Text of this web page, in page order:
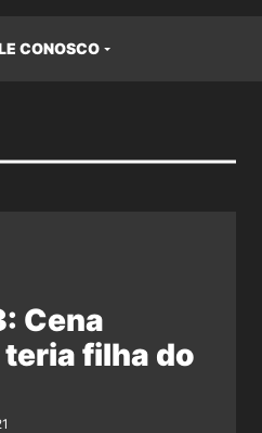
CONOSCO
Cena
filha do